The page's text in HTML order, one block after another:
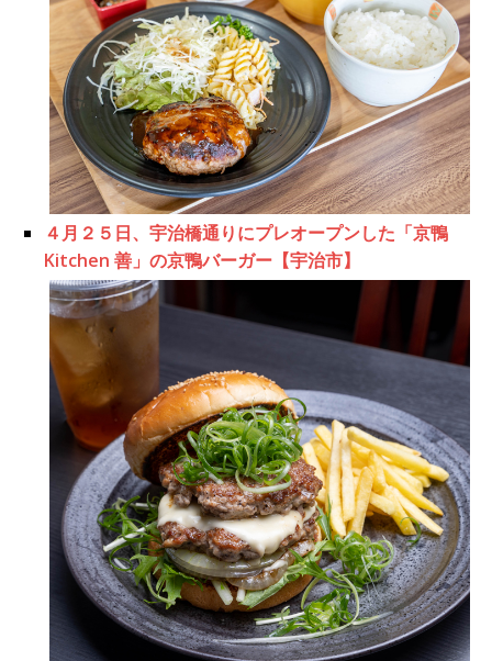
４月２５日、宇治橋通りにプレオープンした「京鴨
Kitchen 善」の京鴨バーガー【宇治市】